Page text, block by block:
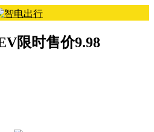
限时售价9.98